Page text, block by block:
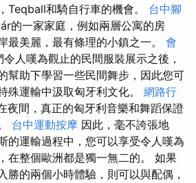
Teqball和騎自行車的機會。 台中腳
的一家家庭，例如兩層公寓的房
最美麗，最有條理的小鎮之一。 會
令人嘆為觀止的民間服裝展示之後，
幫助下學習一些民間舞步，因此您可
殊運輸中汲取匈牙利文化。 網路行
夜間，真正的匈牙利音樂和舞蹈保證
台中運動按摩 因此，毫不誇張地
的運輸過程中，您可以享受令人嘆為
在整個歐洲都是獨一無二的。 如果
勝的兩個小時體驗，則可以與配偶，